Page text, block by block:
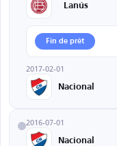
Lanús
Fin de prêt
2017-02-01
Nacional
2016-07-01
Nacional